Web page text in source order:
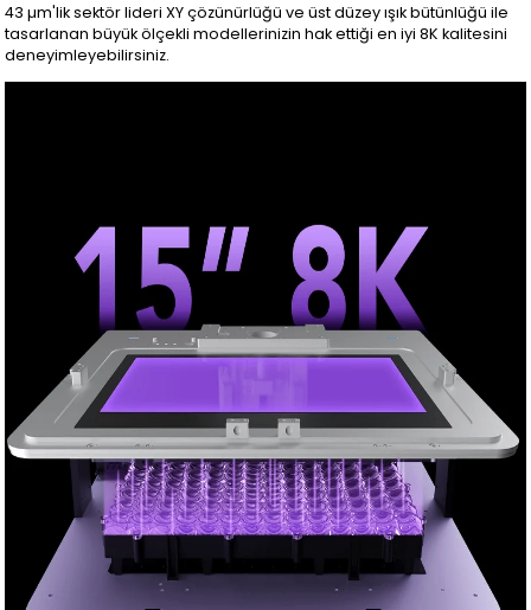
43 µm'lik sektör lideri XY çözünürlüğü ve üst düzey ışık bütünlüğü ile
tasarlanan büyük ölçekli modellerinizin hak ettiği en iyi 8K kalitesini
deneyimleyebilirsiniz.